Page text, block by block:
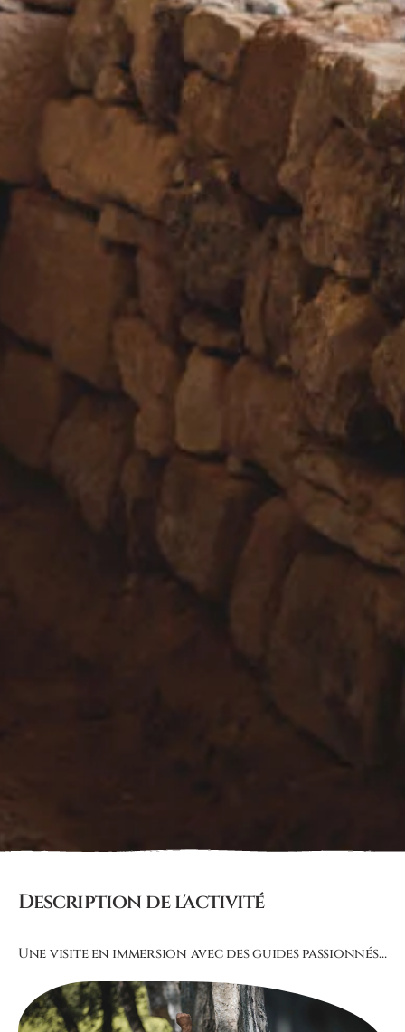
Description de l'activité
Une visite en immersion avec des guides passionnés…